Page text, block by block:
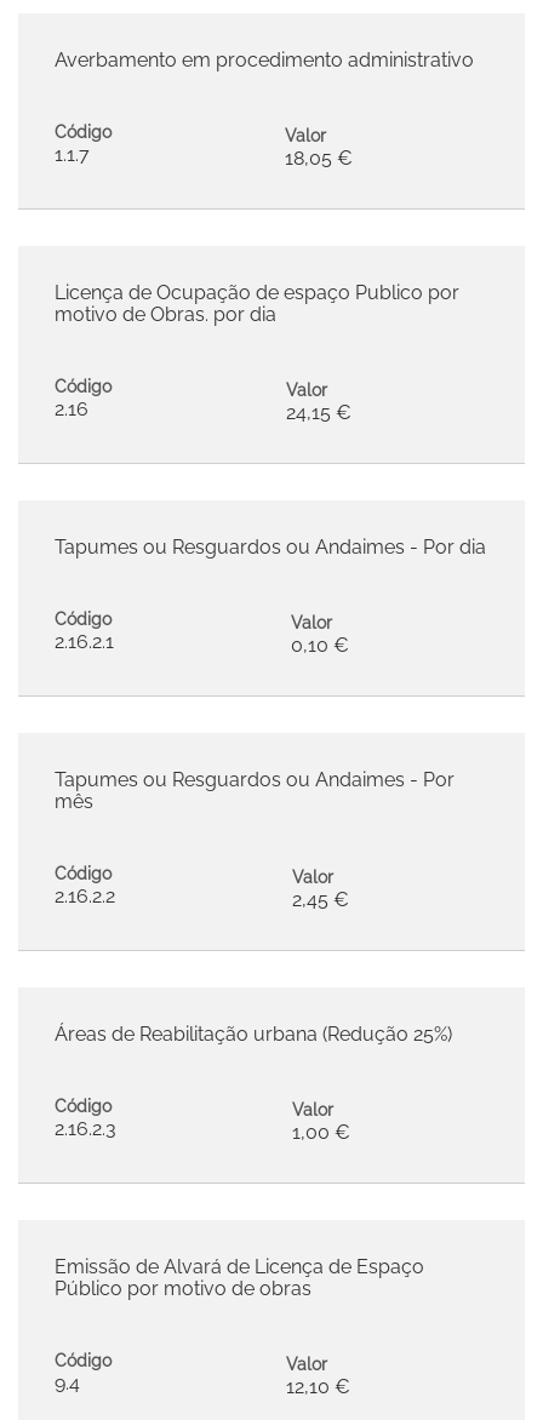
Código
1.1.7
Averbamento em procedimento administrativo
Valor
18,05 €
Código
2.16
Licença de Ocupação de espaço Publico por
motivo de Obras. por dia
Valor
24,15 €
Código
2.16.2.1
Tapumes ou Resguardos ou Andaimes - Por dia
Valor
0,10 €
Código
2.16.2.2
Tapumes ou Resguardos ou Andaimes - Por
mês
Valor
2,45 €
Código
2.16.2.3
Áreas de Reabilitação urbana (Redução 25%)
Valor
1,00 €
Código
9.4
Emissão de Alvará de Licença de Espaço
Público por motivo de obras
Valor
12,10 €